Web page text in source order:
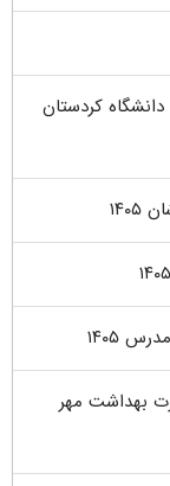
کردستان
۱۴۰۵
بهداشت مهر